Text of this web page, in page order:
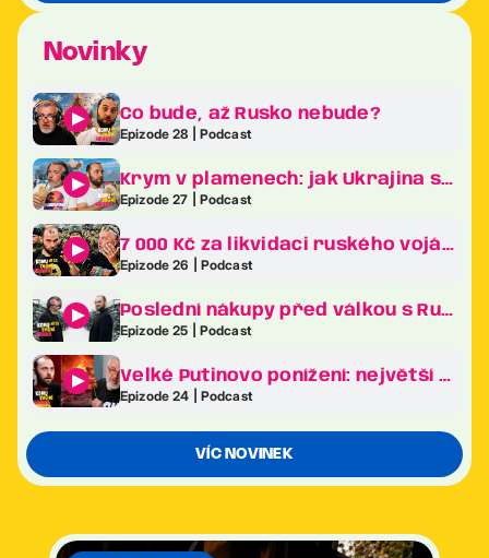
Novinky
Co bude, až Rusko nebude?
Epizode 28 | Podcast
Krym v plamenech: jak Ukrajina sráží Putinův klenot na kolena
Epizode 27 | Podcast
7 000 Kč za likvidaci ruského vojáka. Revoluce v ukrajinské armádě je tady!
Epizode 26 | Podcast
Poslední nákupy před válkou s Ruskem. Co frčelo nejvíc na největším veletrhu zbraní v Evropě?
Epizode 25 | Podcast
Velké Putinovo ponížení: největší bizarnosti ekonomického fóra v Petrohradě
Epizode 24 | Podcast
VÍC NOVINEK